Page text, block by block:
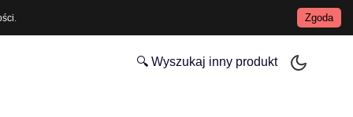
Zgoda
🔍 Wyszukaj inny produkt